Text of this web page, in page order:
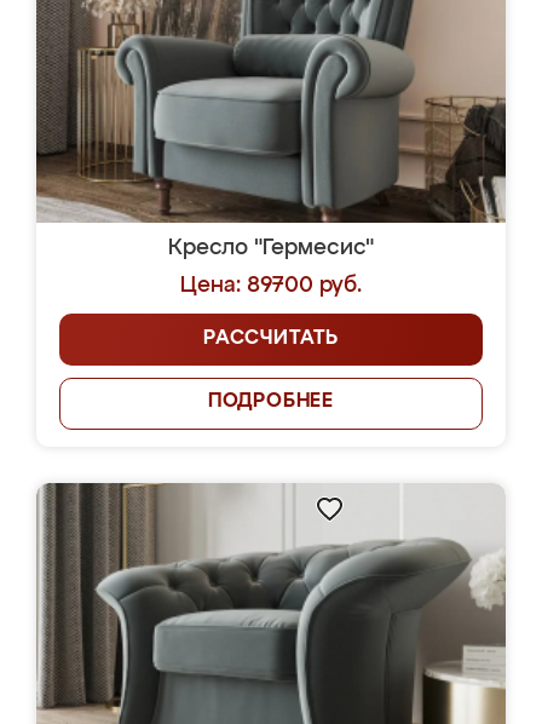
Кресло "Гермесис"
Цена: 89700 руб.
РАССЧИТАТЬ
ПОДРОБНЕЕ